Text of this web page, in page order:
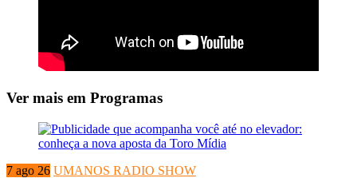
Ver mais em Programas
7 ago 26 UMANOS RADIO SHOW